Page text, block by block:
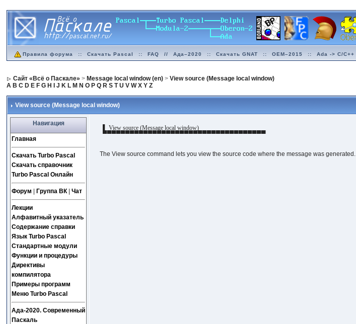
Правила форума :: Скачать Pascal :: FAQ // Ада–2020 :: Скачать GNAT :: OEM–2015 :: Ada -> C/C++
Сайт «Всё о Паскале» > Message local window (en) >View source (Message local window)
A B C D E F G H J K L M N O P Q R S T U V W X Y Z
View source (Message local window)
Навигация
Главная
Скачать Turbo Pascal
Скачать справочник
Turbo Pascal Онлайн
Форум Группа ВК|Чат
Лекции
Алфавитный указатель
Содержание справки
Язык Turbo Pascal
Стандартные модули
Функции и процедуры
Директивы
компилятора
Примеры программ
Меню Turbo Pascal
Ада-2020. Современный
Паскаль
▌ View source (Message local window)
▀▀▀▀▀▀▀▀▀▀▀▀▀▀▀▀▀▀▀▀▀▀▀▀▀▀▀▀▀▀▀▀▀▀▀▀
The View source command lets you view the source code where the message was generated.